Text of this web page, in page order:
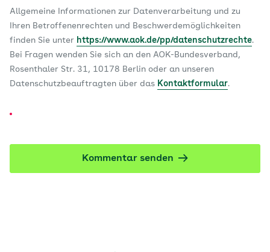
Allgemeine Informationen zur Datenverarbeitung und zu
Ihren Betroffenenrechten und Beschwerdemöglichkeiten
finden Sie unter https://www.aok.de/pp/datenschutzrechte.
Bei Fragen wenden Sie sich an den AOK-Bundesverband,
Rosenthaler Str. 31, 10178 Berlin oder an unseren
Datenschutzbeauftragten über das Kontaktformular.
Kommentar senden